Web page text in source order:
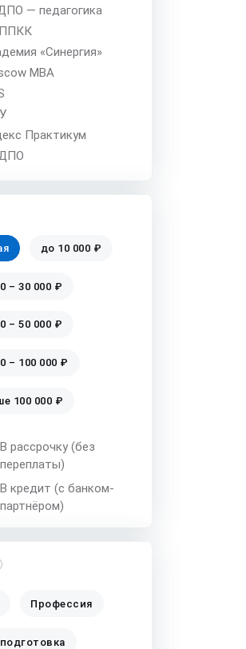
— педагогика
«Синергия»
MBA
Практикум
до 10 000 ₽
– 30 000 ₽
– 50 000 ₽
– 100 000 ₽
100 000 ₽
В рассрочку (без
переплаты)
В кредит (с банком-
партнёром)
Профессия